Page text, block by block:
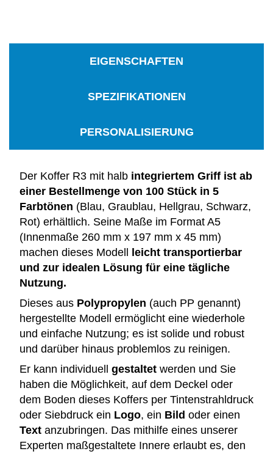
EIGENSCHAFTEN
SPEZIFIKATIONEN
PERSONALISIERUNG
Der Koffer R3 mit halb integriertem Griff ist ab
einer Bestellmenge von 100 Stück in 5
Farbtönen (Blau, Graublau, Hellgrau, Schwarz,
Rot) erhältlich. Seine Maße im Format A5
(Innenmaße 260 mm x 197 mm x 45 mm)
machen dieses Modell
leicht transportierbar
und zur idealen Lösung für eine tägliche
Nutzung.
Dieses aus Polypropylen (auch PP genannt)
hergestellte Modell ermöglicht eine wiederhole
und einfache Nutzung; es ist solide und robust
und darüber hinaus problemlos zu reinigen.
Er kann individuell gestaltet werden und Sie
haben die Möglichkeit, auf dem Deckel oder
dem Boden dieses Koffers per Tintenstrahldruck
oder Siebdruck ein Logo, ein Bild oder einen
Text anzubringen. Das mithilfe eines unserer
Experten maßgestaltete Innere erlaubt es, den